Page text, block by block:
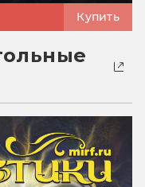
Купить